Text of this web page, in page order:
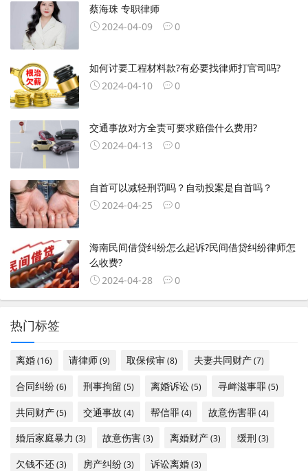
蔡海珠 专职律师
2024-04-09
0
如何讨要工程材料款?有必要找律师打官司吗?
2024-04-10
0
交通事故对方全责可要求赔偿什么费用?
2024-04-13
0
自首可以减轻刑罚吗？自动投案是自首吗？
2024-04-25
0
海南民间借贷纠纷怎么起诉?民间借贷纠纷律师怎
么收费?
2024-04-28
0
热门标签
离婚(16) 请律师(9) 取保候审(8) 夫妻共同财产(7)
合同纠纷(6) 刑事拘留 (5) 离婚诉讼(5) 寻衅滋事罪(5)
共同财产(5) 交通事故 (4) 帮信罪(4) 故意伤害罪(4)
婚后家庭暴力 (3) 故意伤害(3) 离婚财产(3) 缓刑 (3)
欠钱不还(3) 房产纠纷(3) 诉讼离婚(3)